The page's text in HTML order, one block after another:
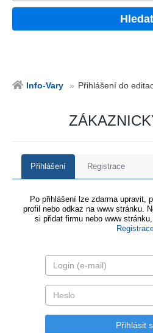
Hledat
Info-Vary Přihlášení do
Přihlášení Registrace
Po přihlášení lze zdarma upravit,
profil nebo odkaz na www stránku.
si přidat firmu nebo www